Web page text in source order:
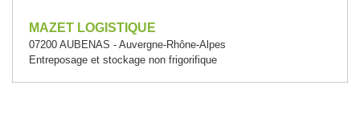
MAZET LOGISTIQUE
07200 AUBENAS - Auvergne-Rhône-Alpes
Entreposage et stockage non frigorifique